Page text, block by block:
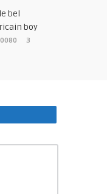
bel
boy
3